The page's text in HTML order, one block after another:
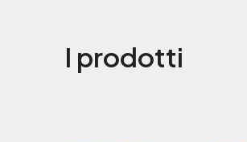
I prodotti